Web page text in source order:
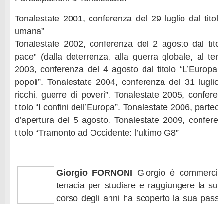
Tonalestate 2001, conferenza del 29 luglio dal
umana”
Tonalestate 2002, conferenza del 2 agosto dal
pace” (dalla deterrenza, alla guerra globale, al
2003, conferenza del 4 agosto dal titolo
popoli”. Tonalestate 2004, conferenza del 31
ricchi, guerre di poveri”. Tonalestate 2005,
titolo “I confini dell’Europa”. Tonalestate 2006,
d’apertura del 5 agosto. Tonalestate 2009,
titolo “Tramonto ad Occidente: l’ultimo G8”
Giorgio FORNONI Giorgio è
tenacia per studiare e raggiungere la
corso degli anni ha scoperto la sua